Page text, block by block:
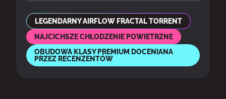
LEGENDARNY AIRFLOW FRACTAL TORRENT
NAJCICHSZE CHŁODZENIE POWIETRZNE
OBUDOWA KLASY PREMIUM DOCENIANA
PRZEZ RECENZENTÓW